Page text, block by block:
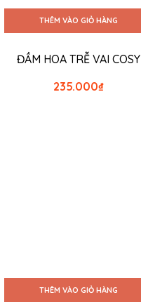
THÊM VÀO GIỎ HÀNG
ĐẦM HOA TRỄ VAI COSY
₫
235.000
THÊM VÀO GIỎ HÀNG